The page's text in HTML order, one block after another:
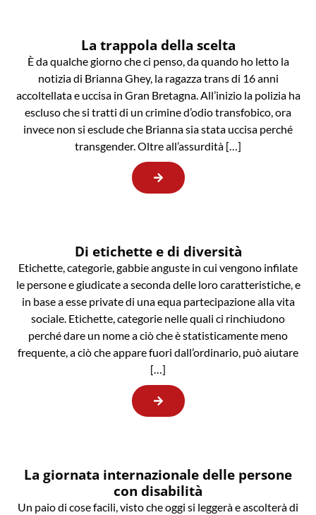
La trappola della scelta
È da qualche giorno che ci penso, da quando ho letto la
notizia di Brianna Ghey, la ragazza trans di 16 anni
accoltellata e uccisa in Gran Bretagna. All’inizio la polizia ha
escluso che si tratti di un crimine d’odio transfobico, ora
invece non si esclude che Brianna sia stata uccisa perché
transgender. Oltre all’assurdità […]
Di etichette e di diversità
Etichette, categorie, gabbie anguste in cui vengono infilate
le persone e giudicate a seconda delle loro caratteristiche, e
in base a esse private di una equa partecipazione alla vita
sociale. Etichette, categorie nelle quali ci rinchiudono
perché dare un nome a ciò che è statisticamente meno
frequente, a ciò che appare fuori dall’ordinario, può aiutare
[…]
La giornata internazionale delle persone
con disabilità
Un paio di cose facili, visto che oggi si leggerà e ascolterà di